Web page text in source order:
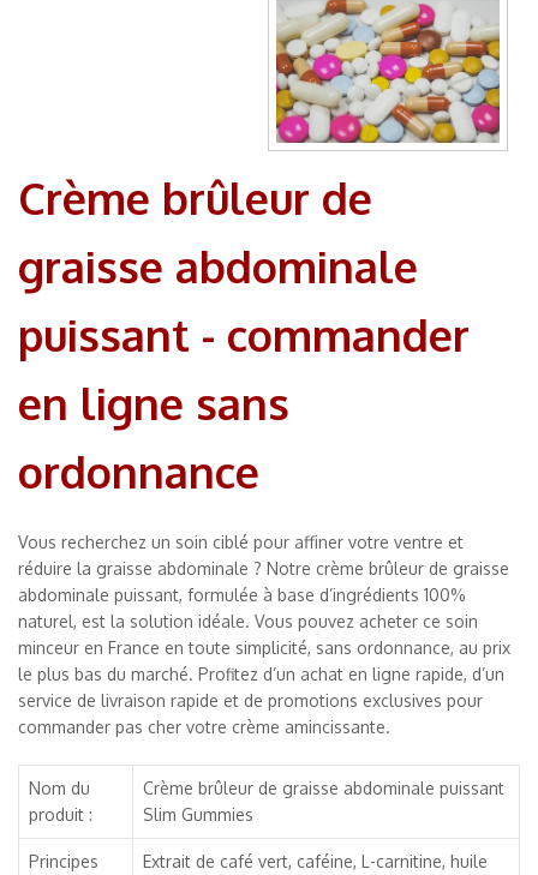
Crème brûleur de
graisse abdominale
puissant - commander
en ligne sans
ordonnance
Vous recherchez un soin ciblé pour affiner votre ventre et
réduire la graisse abdominale ? Notre crème brûleur de graisse
abdominale puissant, formulée à base d’ingrédients 100%
naturel, est la solution idéale. Vous pouvez acheter ce soin
minceur en France en toute simplicité, sans ordonnance, au prix
le plus bas du marché. Profitez d’un achat en ligne rapide, d’un
service de livraison rapide et de promotions exclusives pour
commander pas cher votre crème amincissante.
Nom du
produit :
Crème brûleur de graisse abdominale puissant
Slim Gummies
Principes
Extrait de café vert, caféine, L-carnitine, huile